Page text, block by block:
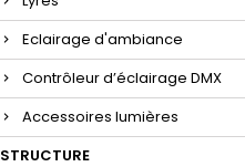
Eclairage d'ambiance
Contrôleur d’éclairage DMX
Accessoires lumières
STRUCTURE